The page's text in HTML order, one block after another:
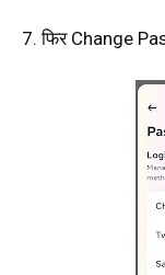
7. फिर Change